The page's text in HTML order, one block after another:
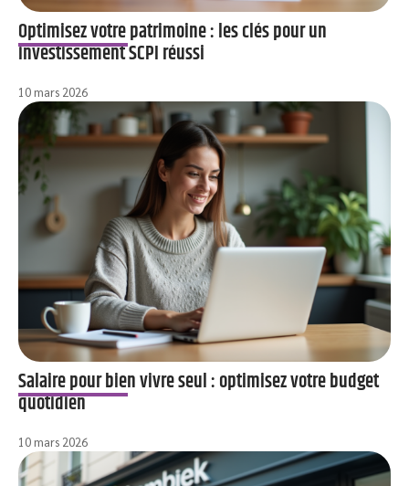
Optimisez votre patrimoine : les clés pour un
investissement SCPI réussi
10 mars 2026
Salaire pour bien vivre seul : optimisez votre budget
quotidien
10 mars 2026